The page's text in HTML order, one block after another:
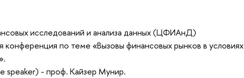
исследований и анализа данных (ЦФИАнД)
конференция по теме «Вызовы финансовых рынков в условиях
speaker) - проф. Кайзер Мунир.